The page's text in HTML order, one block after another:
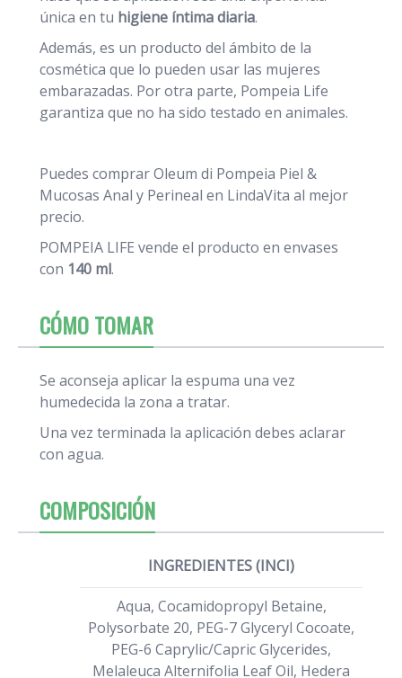
única en tu higiene íntima diaria.
Además, es un producto del ámbito de la
cosmética que lo pueden usar las mujeres
embarazadas. Por otra parte, Pompeia Life
garantiza que no ha sido testado en animales.
Puedes comprar Oleum di Pompeia Piel &
Mucosas Anal y Perineal en LindaVita al mejor
precio.
POMPEIA LIFE vende el producto en envases
con 140 ml.
CÓMO TOMAR
Se aconseja aplicar la espuma una vez
humedecida la zona a tratar.
Una vez terminada la aplicación debes aclarar
con agua.
COMPOSICIÓN
INGREDIENTES (INCI)
Aqua, Cocamidopropyl Betaine,
Polysorbate 20, PEG-7 Glyceryl Cocoate,
PEG-6 Caprylic/Capric Glycerides,
Melaleuca Alternifolia Leaf Oil, Hedera